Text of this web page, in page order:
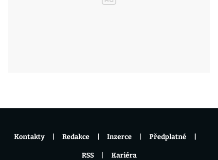
Kontakty Redakce Inzerce Předplatné
RSS Kariéra